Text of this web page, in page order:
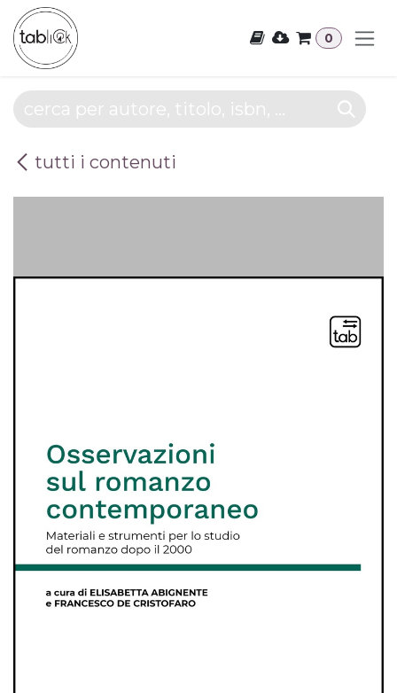
Passa al contenuto
0
tutti i contenuti